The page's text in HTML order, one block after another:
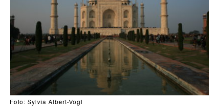
Foto: Sylvia Albert-Vogl